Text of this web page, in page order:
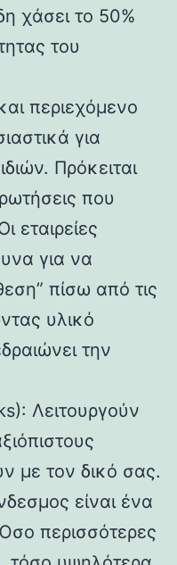
χάσει το 50%
του
περιεχόμενο
για
Πρόκειται
που
εταιρείες
για να
πίσω από τις
υλικό
την
Λειτουργούν
με τον δικό σας.
είναι ένα
περισσότερες